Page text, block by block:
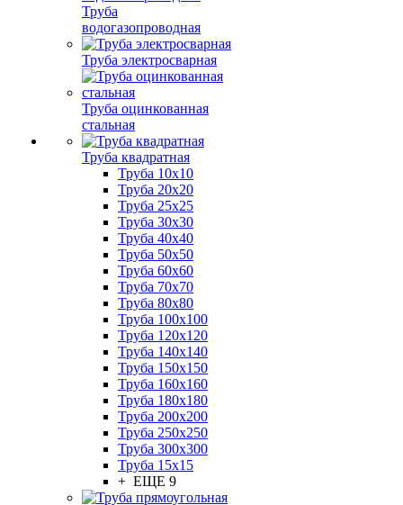
Труба
водогазопроводная
Труба электросварная
Труба оцинкованная
стальная
Труба квадратная
Труба 10x10
Труба 20x20
Труба 25x25
Труба 30x30
Труба 40x40
Труба 50x50
Труба 60x60
Труба 70x70
Труба 80x80
Труба 100x100
Труба 120x120
Труба 140x140
Труба 150x150
Труба 160x160
Труба 180x180
Труба 200x200
Труба 250x250
Труба 300x300
Труба 15x15
+ ЕЩЕ 9